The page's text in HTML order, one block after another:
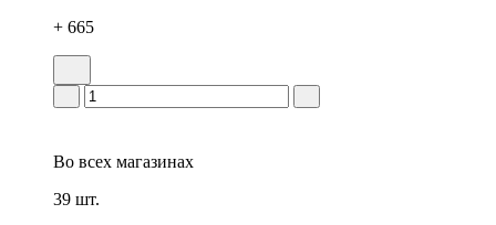
+ 665
Во всех магазинах
39 шт.